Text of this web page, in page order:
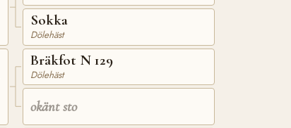
Sokka
Dölehäst
Bräkfot N 129
Dölehäst
okänt sto